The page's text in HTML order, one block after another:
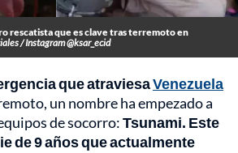
rescatista que es clave tras terremoto en
/ Instagram @ksar_ecid
que atraviesaVenezuela
un nombre ha empezado a
de socorro:Tsunami. Este
de 9 años que actualmente